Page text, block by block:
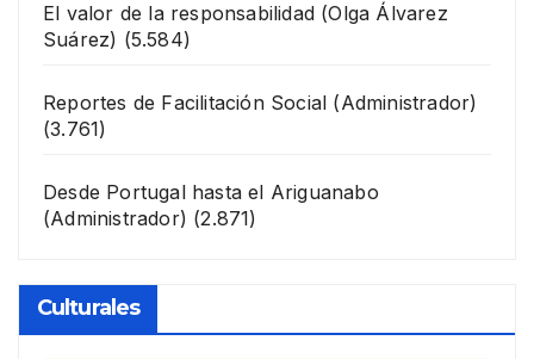
El valor de la responsabilidad (Olga Álvarez
Suárez) (5.584)
Reportes de Facilitación Social (Administrador)
(3.761)
Desde Portugal hasta el Ariguanabo
(Administrador) (2.871)
Culturales